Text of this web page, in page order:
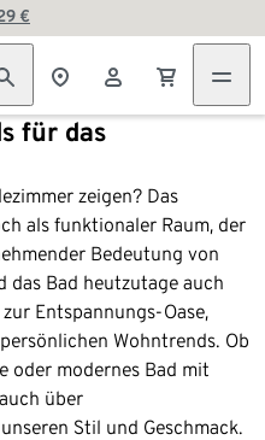
€
für das
zeigen? Das
als funktionaler Raum, der
Bedeutung von
das Bad heutzutage auch
Entspannungs-Oase,
Wohntrends. Ob
oder modernes Bad mit
über
Stil und Geschmack.